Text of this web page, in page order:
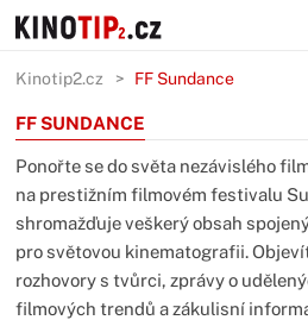
Kinotip2.cz FF Sundance
FF SUNDANCE
Ponořte se do světa nezávislého
na prestižním filmovém festivalu
shromažďuje veškerý obsah
pro světovou kinematografii.
rozhovory s tvůrci, zprávy o
filmových trendů a zákulisní